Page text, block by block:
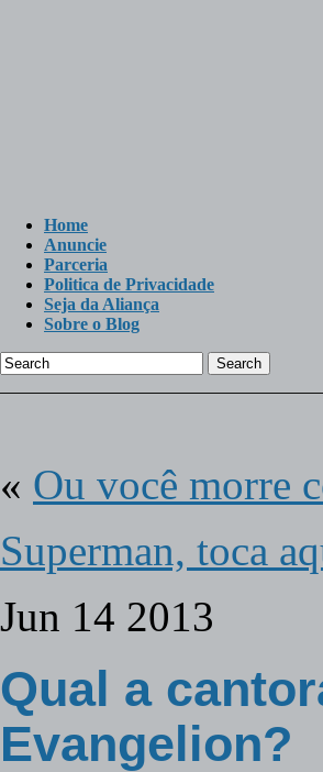
Home
Anuncie
Parceria
Politica de Privacidade
Seja da Aliança
Sobre o Blog
Search
« Ou você morre
Superman, toca
Jun 14 2013
Qual a
Evangelion?